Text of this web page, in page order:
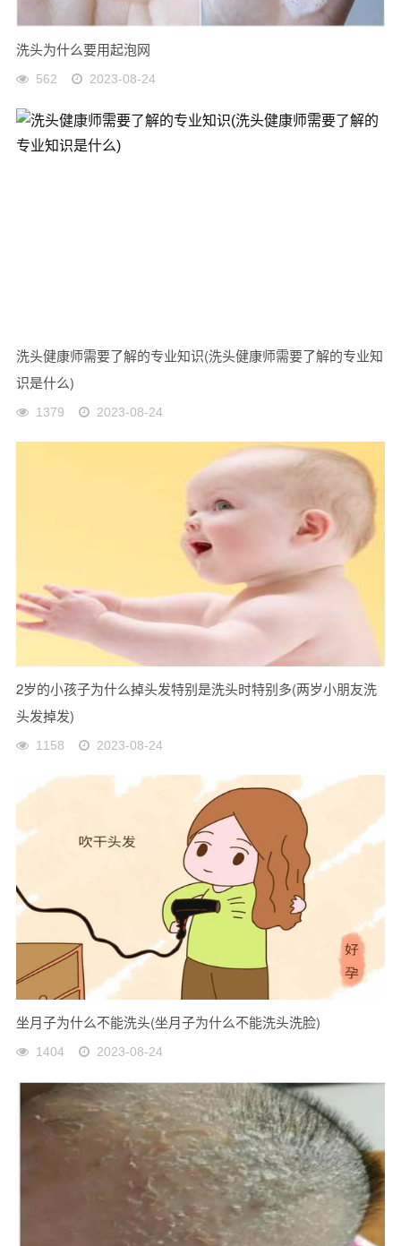
洗头为什么要用起泡网
562 2023-08-24
洗头健康师需要了解的专业知识(洗头健康师需要了解的专业知
识是什么)
1379 2023-08-24
2岁的小孩子为什么掉头发特别是洗头时特别多(两岁小朋友洗
头发掉发)
1158 2023-08-24
坐月子为什么不能洗头(坐月子为什么不能洗头洗脸)
1404 2023-08-24